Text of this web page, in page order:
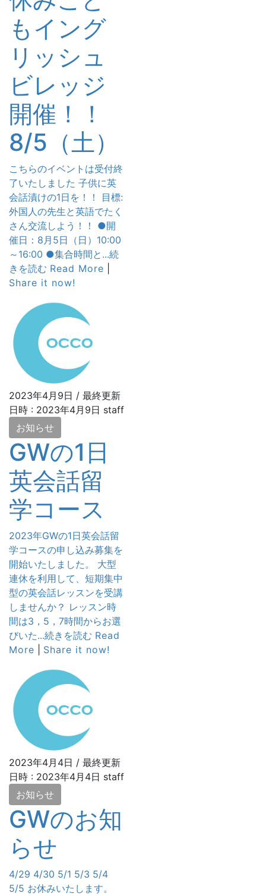
もイング
リッシュ
ビレッジ
開催！！
8/5（土）
こちらのイベントは受付終
了いたしました 子供に英
会話漬けの1日を！！ 目標:
外国人の先生と英語でたく
さん交流しよう！！ ●開
催日：8月5日（日）10:00
～16:00 ●集合時間と...続
きを読む Read More
Share it now!
2023年4月9日 / 最終更新
日時 : 2023年4月9日 staff
お知らせ
GWの1日
英会話留
学コース
2023年GWの1日英会話留
学コースの申し込み募集を
開始いたしました。 大型
連休を利用して、短期集中
型の英会話レッスンを受講
しませんか？ レッスン時
間は3，5，7時間からお選
びいた...続きを読む Read
More
Share it now!
2023年4月4日 / 最終更新
日時 : 2023年4月4日 staff
お知らせ
GWのお知
らせ
4/29 4/30 5/1 5/3 5/4
5/5 お休みいたします。